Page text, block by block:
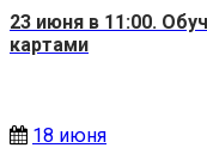
23 июня в 11:00.
картами
18 июня